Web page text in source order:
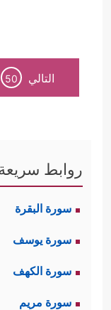
التالي 50
روابط
سورة البقرة
سورة يوسف
سورة الكهف
سورة مريم